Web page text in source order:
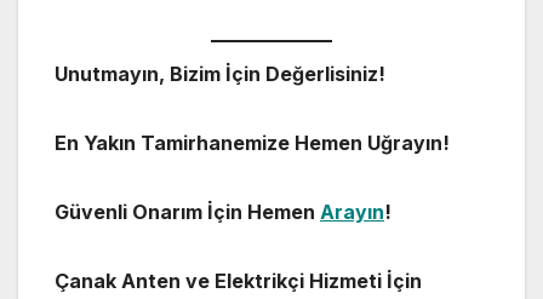
Unutmayın, Bizim İçin Değerlisiniz!
En Yakın Tamirhanemize Hemen Uğrayın!
Güvenli Onarım İçin Hemen Arayın!
Çanak Anten ve Elektrikçi Hizmeti İçin